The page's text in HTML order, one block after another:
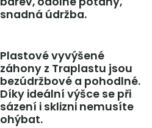
snadná údržba.
Plastové vyvýšené
záhony z Traplastu jsou
bezúdržbové a pohodlné.
Díky ideální výšce se při
sázení i sklizni nemusíte
ohýbat.